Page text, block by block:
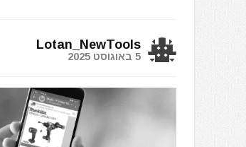
Lotan_NewTools
5 באוגוסט 2025